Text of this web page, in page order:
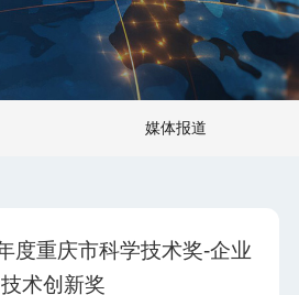
媒体报道
度重庆市科学技术奖-企业
技术创新奖